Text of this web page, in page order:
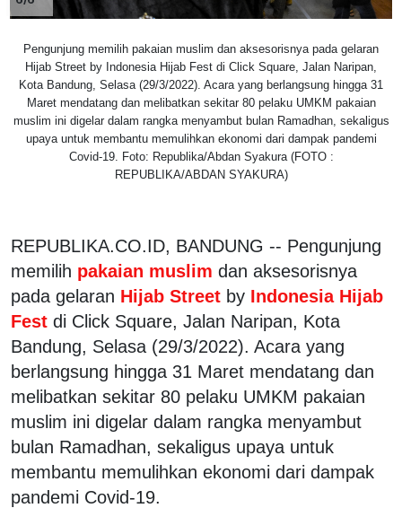
Pengunjung memilih pakaian muslim dan aksesorisnya pada gelaran
Hijab Street by Indonesia Hijab Fest di Click Square, Jalan Naripan,
Kota Bandung, Selasa (29/3/2022). Acara yang berlangsung hingga 31
Maret mendatang dan melibatkan sekitar 80 pelaku UMKM pakaian
muslim ini digelar dalam rangka menyambut bulan Ramadhan, sekaligus
upaya untuk membantu memulihkan ekonomi dari dampak pandemi
Covid-19. Foto: Republika/Abdan Syakura (FOTO :
REPUBLIKA/ABDAN SYAKURA)
REPUBLIKA.CO.ID, BANDUNG -- Pengunjung
memilih pakaian muslim dan aksesorisnya
pada gelaran Hijab Street by Indonesia Hijab
Fest di Click Square, Jalan Naripan, Kota
Bandung, Selasa (29/3/2022). Acara yang
berlangsung hingga 31 Maret mendatang dan
melibatkan sekitar 80 pelaku UMKM pakaian
muslim ini digelar dalam rangka menyambut
bulan Ramadhan, sekaligus upaya untuk
membantu memulihkan ekonomi dari dampak
pandemi Covid-19.